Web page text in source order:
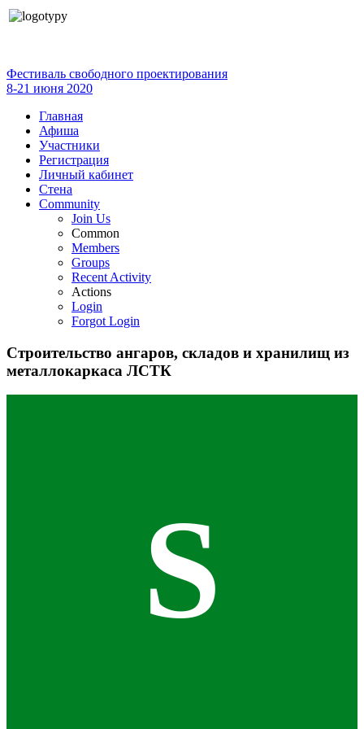
Фестиваль свободного проектирования
8-21 июня 2020
Главная
Афиша
Участники
Регистрация
Личный кабинет
Стена
Community
Join Us
Common
Members
Groups
Recent Activity
Actions
Login
Forgot Login
Строительство ангаров, складов и хранилищ из
металлокаркаса ЛСТК
S